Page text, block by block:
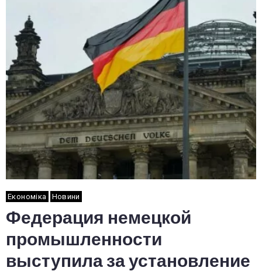
Економіка Новини
Федерация немецкой
промышленности
выступила за установление